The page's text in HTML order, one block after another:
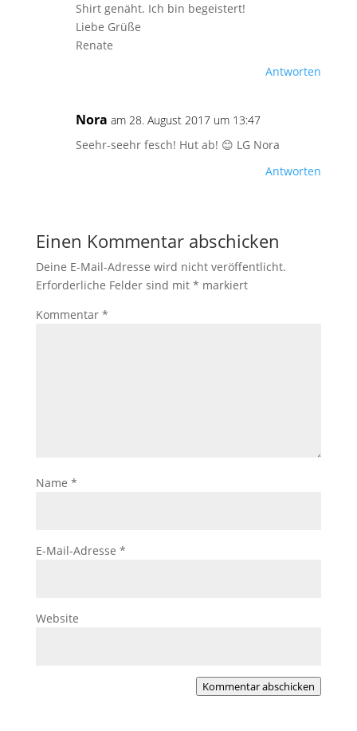
Shirt genäht. Ich bin begeistert!
Liebe Grüße
Renate
Antworten
Nora am 28. August 2017 um 13:47
Seehr-seehr fesch! Hut ab! 😊 LG Nora
Antworten
Einen Kommentar abschicken
Deine E-Mail-Adresse wird nicht veröffentlicht.
Erforderliche Felder sind mit * markiert
Kommentar *
Name *
E-Mail-Adresse *
Website
Kommentar abschicken